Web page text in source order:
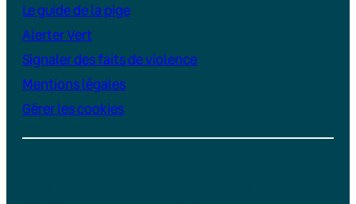
Le guide de la pige
Alerter Vert
Signaler des faits de violence
Mentions légales
Gérer les cookies